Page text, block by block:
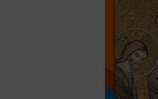
verificar
radicales
encarar
ficha)